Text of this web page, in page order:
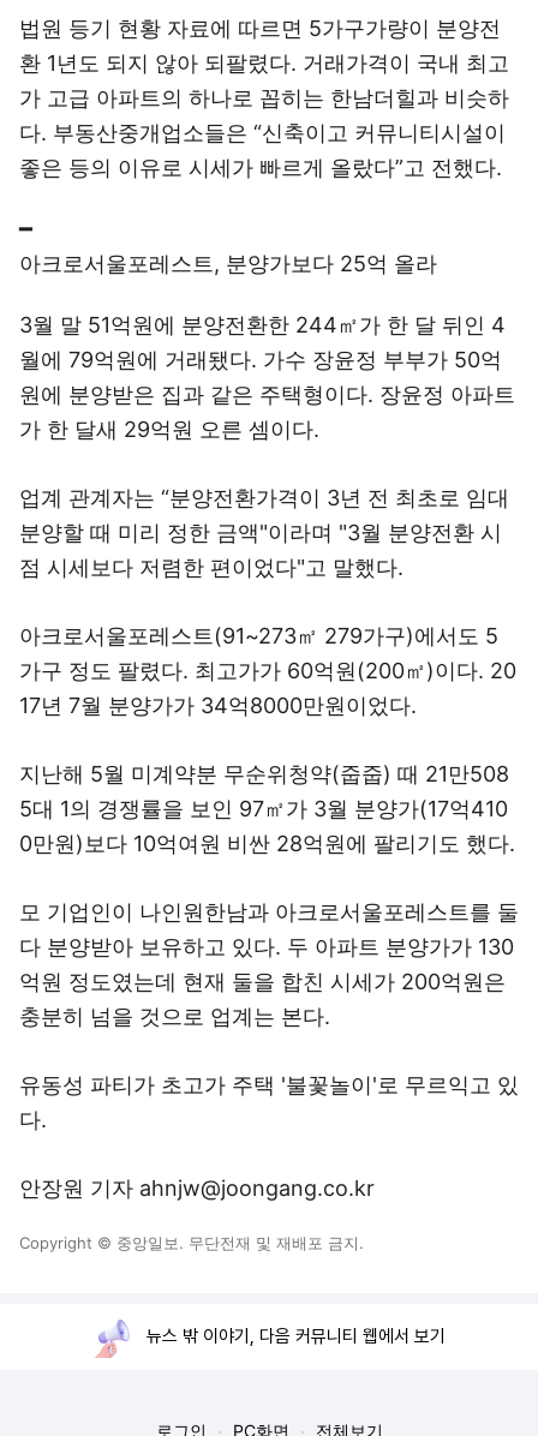
법원 등기 현황 자료에 따르면 5가구가량이 분양전
환 1년도 되지 않아 되팔렸다. 거래가격이 국내 최고
가 고급 아파트의 하나로 꼽히는 한남더힐과 비슷하
다. 부동산중개업소들은 “신축이고 커뮤니티시설이
좋은 등의 이유로 시세가 빠르게 올랐다”고 전했다.
━
아크로서울포레스트, 분양가보다 25억 올라
3월 말 51억원에 분양전환한 244㎡가 한 달 뒤인 4
월에 79억원에 거래됐다. 가수 장윤정 부부가 50억
원에 분양받은 집과 같은 주택형이다. 장윤정 아파트
가 한 달새 29억원 오른 셈이다.
업계 관계자는 “분양전환가격이 3년 전 최초로 임대
분양할 때 미리 정한 금액"이라며 "3월 분양전환 시
점 시세보다 저렴한 편이었다"고 말했다.
아크로서울포레스트(91~273㎡ 279가구)에서도 5
가구 정도 팔렸다. 최고가가 60억원(200㎡)이다. 20
17년 7월 분양가가 34억8000만원이었다.
지난해 5월 미계약분 무순위청약(줍줍) 때 21만508
5대 1의 경쟁률을 보인 97㎡가 3월 분양가(17억410
0만원)보다 10억여원 비싼 28억원에 팔리기도 했다.
모 기업인이 나인원한남과 아크로서울포레스트를 둘
다 분양받아 보유하고 있다. 두 아파트 분양가가 130
억원 정도였는데 현재 둘을 합친 시세가 200억원은
충분히 넘을 것으로 업계는 본다.
유동성 파티가 초고가 주택 '불꽃놀이'로 무르익고 있
다.
안장원 기자 ahnjw@joongang.co.kr
Copyright © 중앙일보. 무단전재 및 재배포 금지.
뉴스 밖 이야기, 다음 커뮤니티 웹에서 보기
로그인 PC화면 전체보기